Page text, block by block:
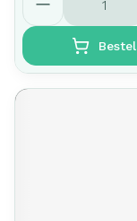
Bestel